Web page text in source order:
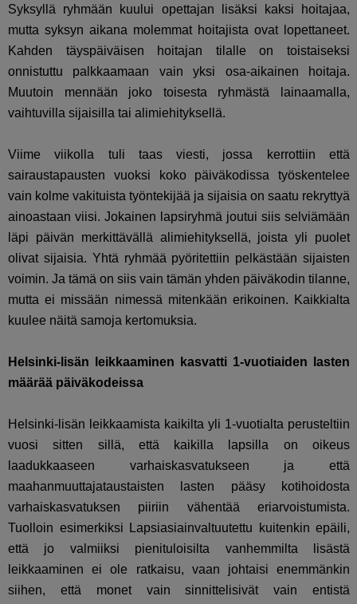
Syksyllä ryhmään kuului opettajan lisäksi kaksi hoitajaa,
mutta syksyn aikana molemmat hoitajista ovat lopettaneet.
Kahden täyspäiväisen hoitajan tilalle on toistaiseksi
onnistuttu palkkaamaan vain yksi osa-aikainen hoitaja.
Muutoin mennään joko toisesta ryhmästä lainaamalla,
vaihtuvilla sijaisilla tai alimiehityksellä.
Viime viikolla tuli taas viesti, jossa kerrottiin että
sairaustapausten vuoksi koko päiväkodissa työskentelee
vain kolme vakituista työntekijää ja sijaisia on saatu rekryttyä
ainoastaan viisi. Jokainen lapsiryhmä joutui siis selviämään
läpi päivän merkittävällä alimiehityksellä, joista yli puolet
olivat sijaisia. Yhtä ryhmää pyöritettiin pelkästään sijaisten
voimin. Ja tämä on siis vain tämän yhden päiväkodin tilanne,
mutta ei missään nimessä mitenkään erikoinen. Kaikkialta
kuulee näitä samoja kertomuksia.
Helsinki-lisän leikkaaminen kasvatti 1-vuotiaiden lasten
määrää päiväkodeissa
Helsinki-lisän leikkaamista kaikilta yli 1-vuotialta perusteltiin
vuosi sitten sillä, että kaikilla lapsilla on oikeus
laadukkaaseen varhaiskasvatukseen ja että
maahanmuuttajataustaisten lasten pääsy kotihoidosta
varhaiskasvatuksen piiriin vähentää eriarvoistumista.
Tuolloin esimerkiksi Lapsiasiainvaltuutettu kuitenkin epäili,
että jo valmiiksi pienituloisilta vanhemmilta lisästä
leikkaaminen ei ole ratkaisu, vaan johtaisi enemmänkin
siihen, että monet vain sinnittelisivät vain entistä